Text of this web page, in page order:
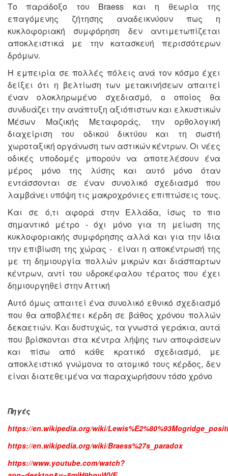
Το παράδοξο του Braess και η θεωρία της
επαγόμενης ζήτησης αναδεικνύουν πως η
κυκλοφοριακή συμφόρηση δεν αντιμετωπίζεται
αποκλειστικά με την κατασκευή περισσότερων
δρόμων.
Η εμπειρία σε πολλές πόλεις ανά τον κόσμο έχει
δείξει ότι η βελτίωση των μετακινήσεων απαιτεί
έναν ολοκληρωμένο σχεδιασμό, ο οποίος θα
συνδυάζει την ανάπτυξη αξιόπιστων και ελκυστικών
Μέσων Μαζικής Μεταφοράς, την ορθολογική
διαχείριση του οδικού δικτύου και τη σωστή
χωροταξική οργάνωση των αστικών κέντρων. Οι νέες
οδικές υποδομές μπορούν να αποτελέσουν ένα
μέρος μόνο της λύσης και αυτό μόνο όταν
εντάσσονται σε έναν συνολικό σχεδιασμό που
λαμβάνει υπόψη τις μακροχρόνιες επιπτώσεις τους.
Και σε ό,τι αφορά στην Ελλάδα, ίσως το πιο
σημαντικό μέτρο - όχι μόνο για τη μείωση της
κυκλοφοριακής συμφόρησης αλλά και για την ίδια
την επιβίωση της χώρας - είναι η αποκέντρωσή της
με τη δημιουργία πολλών μικρών και διάσπαρτων
κέντρων, αντί του υδροκέφαλου τέρατος που έχει
δημιουργηθεί στην Αττική
Αυτό όμως απαιτεί ένα συνολικό εθνικό σχεδιασμό
που θα αποβλέπει κέρδη σε βάθος χρόνου πολλών
δεκαετιών. Και δυστυχώς, τα γνωστά γεράκια, αυτά
που βρίσκονται στα κέντρα λήψης των αποφάσεων
και πίσω από κάθε κρατικό σχεδιασμό, με
αποκλειστικό γνώμονα το ατομικό τους κέρδος, δεν
είναι διατεθειμένα να παραχωρήσουν τόσο χρόνο
Πηγές
https://en.wikipedia.org/wiki/
https://en.wikipedia.org/wiki/Braess%27s_paradox
https://www.youtube.com/watch?